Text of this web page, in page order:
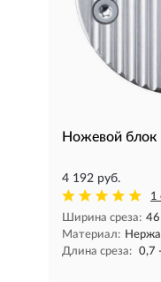
Ножевой блок
4 192 руб.
1
Ширина среза:
Материал:
Длина среза:
0,7